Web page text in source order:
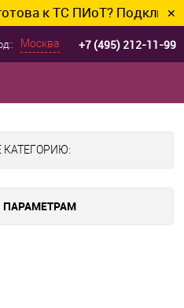
к ТС ПИоТ? Подключим и ✕
Москва +7 (495) 212-11-99
КАТЕГОРИЮ:
ПАРАМЕТРАМ